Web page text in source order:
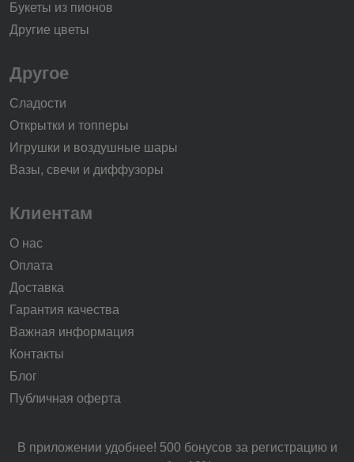
Букеты из пионов
Другие цветы
Другое
Сладости
Открытки и топперы
Игрушки и воздушные шары
Вазы, свечи и диффузоры
Клиентам
О нас
Оплата
Доставка
Гарантия качества
Важная информация
Контакты
Блог
Публичная оферта
В приложении удобнее! 500 бонусов за регистрацию и